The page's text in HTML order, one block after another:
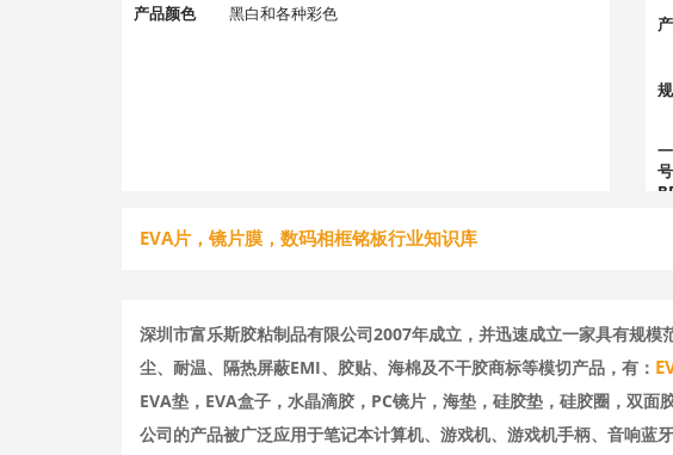
产品颜色 黑白和各种彩色
EVA片，镜片膜，数码相框铭板行业知识库
深圳市富乐斯胶粘制品有限公司2007年成立，并迅速成立一家具有规
尘、耐温、隔热屏蔽EMI、胶贴、海棉及不干胶商标等模切产品，有：
EVA垫，EVA盒子，水晶滴胶，PC镜片，海垫，硅胶垫，硅胶圈，双
公司的产品被广泛应用于笔记本计算机、游戏机、游戏机手柄、音响蓝